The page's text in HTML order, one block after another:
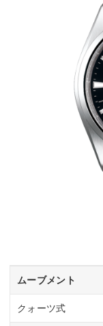
ムーブメント
クォーツ式